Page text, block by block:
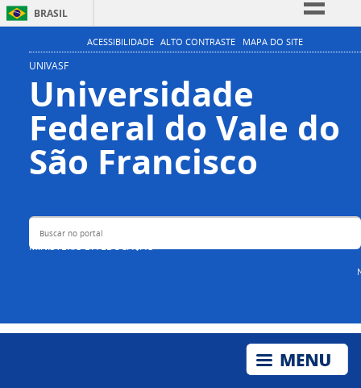
BRASIL
Simplifique!
Participe
Acesso à informação
Legislação
Canais
ACESSIBILIDADE ALTO CONTRASTE MAPA DO SITE
UNIVASF
Universidade
Federal do Vale do
São Francisco
MINISTÉRIO DA EDUCAÇÃO
Buscar no portal